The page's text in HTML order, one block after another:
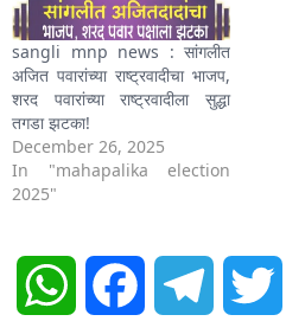
sangli mnp news : सांगलीत
अजित पवारांच्या राष्ट्रवादीचा भाजप,
शरद पवारांच्या राष्ट्रवादीला सुद्धा
तगडा झटका!
December 26, 2025
In "mahapalika election
2025"
WhatsAppFacebook Telegram